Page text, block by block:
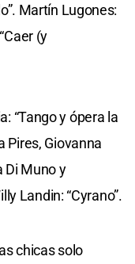
Martín Lugones:
(y
“Tango y ópera la
Pires, Giovanna
Di Muno y
Landin: “Cyrano”.
chicas solo